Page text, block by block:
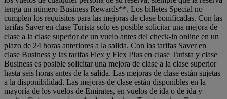
tenga un número Business Rewards**. Los billetes Special no
cumplen los requisitos para las mejoras de clase bonificadas. Con las
tarifas Saver en clase Turista solo es posible solicitar una mejora de
clase a la clase superior de un vuelo antes del check-in online en un
plazo de 24 horas anteriores a la salida. Con las tarifas Saver en
clase Business y las tarifas Flex y Flex Plus en clase Turista y clase
Business es posible solicitar una mejora de clase a la clase superior
hasta seis horas antes de la salida. Las mejoras de clase están sujetas
a la disponibilidad. Las mejoras de clase están disponibles en la
mayoría de los vuelos de Emirates, en vuelos de ida o de ida y